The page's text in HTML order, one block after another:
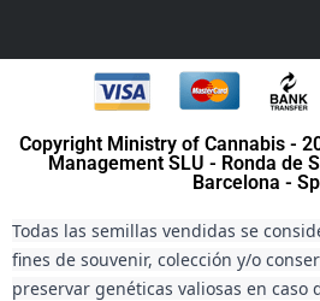
Copyright Ministry of Cannabis -
Management SLU - Ronda de
Barcelona -
Todas las semillas vendidas se
fines de souvenir, colección y/o
preservar genéticas valiosas en caso